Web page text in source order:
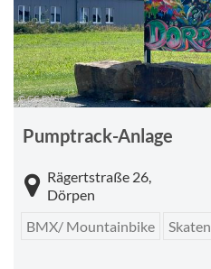
© CC-BY-SA
Pumptrack-Anlage
Rägertstraße 26,
Dörpen
BMX/ Mountainbike
Skaten